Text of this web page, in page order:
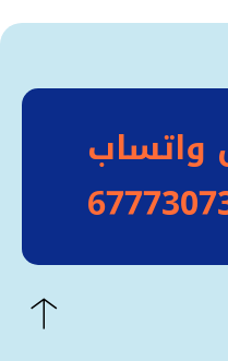
واتساب